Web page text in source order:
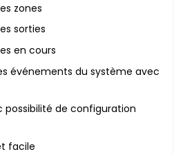
zones
sorties
en cours
événements du système avec
possibilité de configuration
facile